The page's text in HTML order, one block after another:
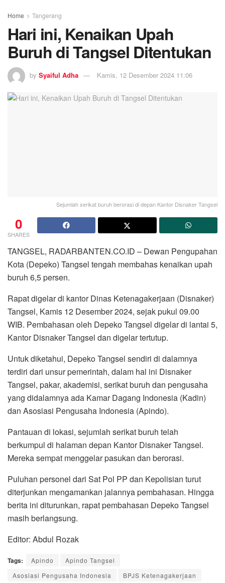
Home Tangerang
Hari ini, Kenaikan Upah
Buruh di Tangsel Ditentukan
by Syaiful Adha Kamis, 12 Desember 2024 11:06
Sejumlah serikat buruh berorasi di depan Kantor Disnaker Tangsel
0
SHARES
TANGSEL, RADARBANTEN.CO.ID – Dewan Pengupahan
Kota (Depeko) Tangsel tengah membahas kenaikan upah
buruh 6,5 persen.
Rapat digelar di kantor Dinas Ketenagakerjaan (Disnaker)
Tangsel, Kamis 12 Desember 2024, sejak pukul 09.00
WIB. Pembahasan oleh Depeko Tangsel digelar di lantai 5,
Kantor Disnaker Tangsel dan digelar tertutup.
Untuk diketahui, Depeko Tangsel sendiri di dalamnya
terdiri dari unsur pemerintah, dalam hal ini Disnaker
Tangsel, pakar, akademisi, serikat buruh dan pengusaha
yang didalamnya ada Kamar Dagang Indonesia (Kadin)
dan Asosiasi Pengusaha Indonesia (Apindo).
Pantauan di lokasi, sejumlah serikat buruh telah
berkumpul di halaman depan Kantor Disnaker Tangsel.
Mereka sempat menggelar pasukan dan berorasi.
Puluhan personel dari Sat Pol PP dan Kepolisian turut
diterjunkan mengamankan jalannya pembahasan. Hingga
berita ini diturunkan, rapat pembahasan Depeko Tangsel
masih berlangsung.
Editor: Abdul Rozak
Tags: Apindo
Apindo Tangsel
Asosiasi Pengusaha Indonesia
BPJS Ketenagakerjaan